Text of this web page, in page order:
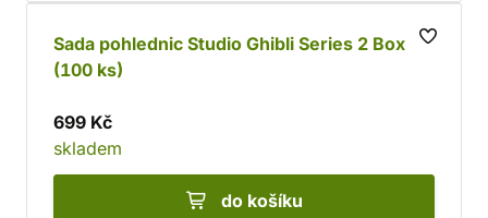
Sada pohlednic Studio Ghibli Series 2 Box
(100 ks)
699 Kč
skladem
do košíku